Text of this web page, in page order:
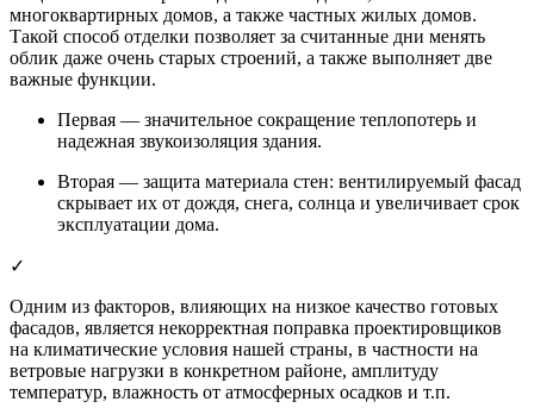
многоквартирных домов, а также частных жилых домов.
Такой способ отделки позволяет за считанные дни менять
облик даже очень старых строений, а также выполняет две
важные функции.
Первая — значительное сокращение теплопотерь и
надежная звукоизоляция здания.
Вторая — защита материала стен: вентилируемый фасад
скрывает их от дождя, снега, солнца и увеличивает срок
эксплуатации дома.
✓
Одним из факторов, влияющих на низкое качество готовых
фасадов, является некорректная поправка проектировщиков
на климатические условия нашей страны, в частности на
ветровые нагрузки в конкретном районе, амплитуду
температур, влажность от атмосферных осадков и т.п.